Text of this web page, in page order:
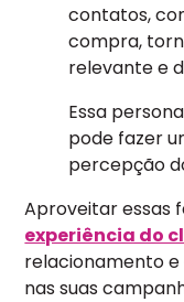
contatos,
compra,
relevante e
Essa
pode fazer
percepção
Aproveitar essas
experiência do
relacionamento e
nas suas